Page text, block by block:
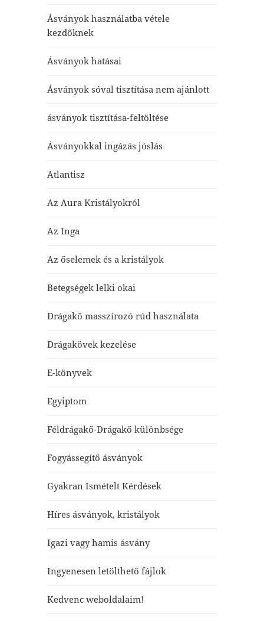
Ásványok használatba vétele
kezdőknek
Ásványok hatásai
Ásványok sóval tisztítása nem ajánlott
ásványok tisztítása-feltöltése
Ásványokkal ingázás jóslás
Atlantisz
Az Aura Kristályokról
Az Inga
Az őselemek és a kristályok
Betegségek lelki okai
Drágakő masszírozó rúd használata
Drágakövek kezelése
E-könyvek
Egyiptom
Féldrágakő-Drágakő különbsége
Fogyássegítő ásványok
Gyakran Ismételt Kérdések
Híres ásványok, kristályok
Igazi vagy hamis ásvány
Ingyenesen letölthető fájlok
Kedvenc weboldalaim!